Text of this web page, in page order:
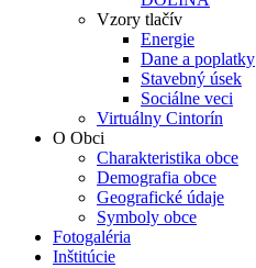
Vzory tlačív
Energie
Dane a poplatky
Stavebný úsek
Sociálne veci
Virtuálny Cintorín
O Obci
Charakteristika obce
Demografia obce
Geografické údaje
Symboly obce
Fotogaléria
Inštitúcie